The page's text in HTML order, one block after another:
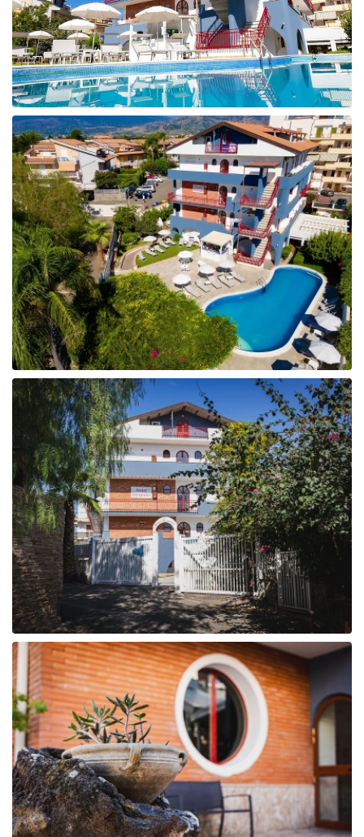
Taizeme
Turcija
Apvienotie Arābu Emirāti
Itālija
Kipra
Dominikānas Republika
Vjetnama
Tanzānija
Bulgārija
Melnkalne
Šrilanka
Tunisija
Albānija